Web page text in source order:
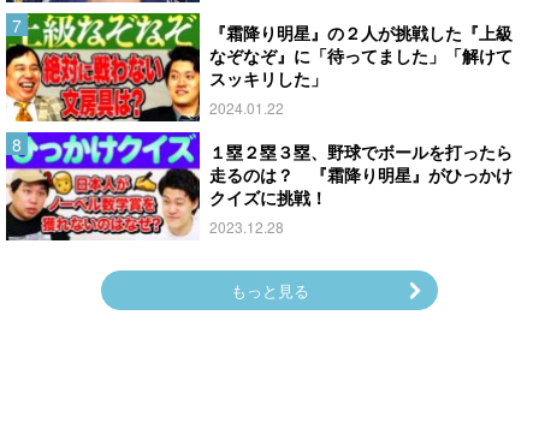
『霜降り明星』の２人が挑戦した『上級
なぞなぞ』に「待ってました」「解けて
スッキリした」
2024.01.22
１塁２塁３塁、野球でボールを打ったら
走るのは？ 『霜降り明星』がひっかけ
クイズに挑戦！
2023.12.28
もっと見る